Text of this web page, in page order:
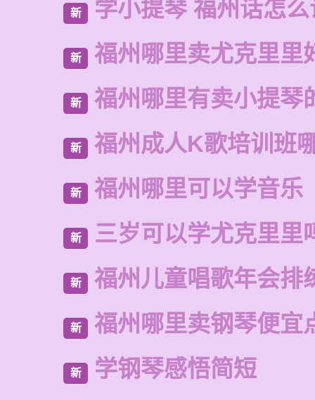
新 学小提琴 福州话怎
新 福州哪里卖尤克里里
新 福州哪里有卖小提琴
新 福州成人K歌培训班
新 福州哪里可以学音乐
新 三岁可以学尤克里里
新 福州儿童唱歌年会排
新 福州哪里卖钢琴便宜
新 学钢琴感悟简短